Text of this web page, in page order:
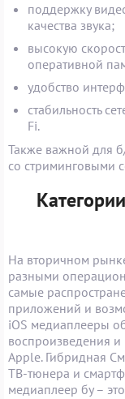
поддержку
качества звука;
высокую
оперативной
удобство
стабильность
Fi.
Также важной для
со стриминговыми
На вторичном
разными
самые
приложений и
iOS медиаплееры
воспроизведения и
Apple. Гибридная
ТВ-тюнера и
медиаплеер бу –